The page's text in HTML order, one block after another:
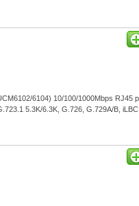
6104) 10/100/1000Mbps RJ45
5.3K/6.3K, G.726, G.729A/B,